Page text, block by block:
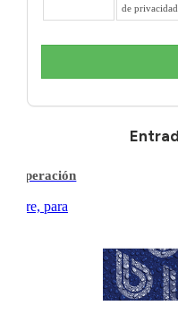
de privacidad
aire, para